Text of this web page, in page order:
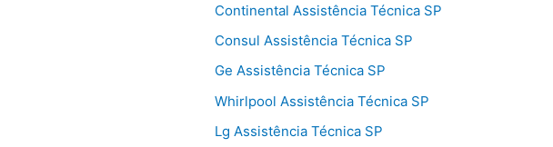
Continental Assistência Técnica SP
Consul Assistência Técnica SP
Ge Assistência Técnica SP
Whirlpool Assistência Técnica SP
Lg Assistência Técnica SP